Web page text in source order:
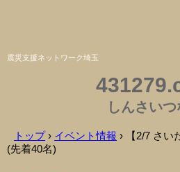
震災支援ネットワーク埼玉
しんさい
トップ› イベント情報 ›
【2/7 さ
(先着40名)